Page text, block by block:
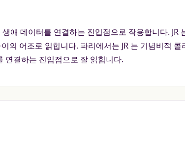
애 데이터를 연결하는 진입점으로 작용합니다. JR
의 어조로 읽힙니다. 파리에서는 JR 는 기념비적
연결하는 진입점으로 잘 읽힙니다.